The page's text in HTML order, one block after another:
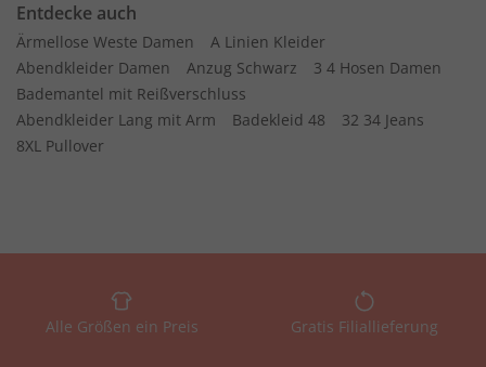
Entdecke auch
Ärmellose Weste Damen
A Linien Kleider
Abendkleider Damen
Anzug Schwarz
3 4 Hosen Damen
Bademantel mit Reißverschluss
Abendkleider Lang mit Arm
Badekleid 48
32 34 Jeans
8XL Pullover
Alle Größen ein Preis Gratis Filiallieferung